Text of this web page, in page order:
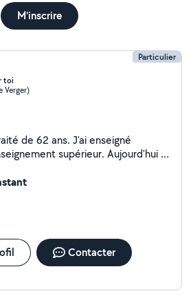
M'inscrire
Particulier
toi
Verger)
de 62 ans. J'ai enseigné
supérieur. Aujourd'hui je
différence avec une association
Contacter